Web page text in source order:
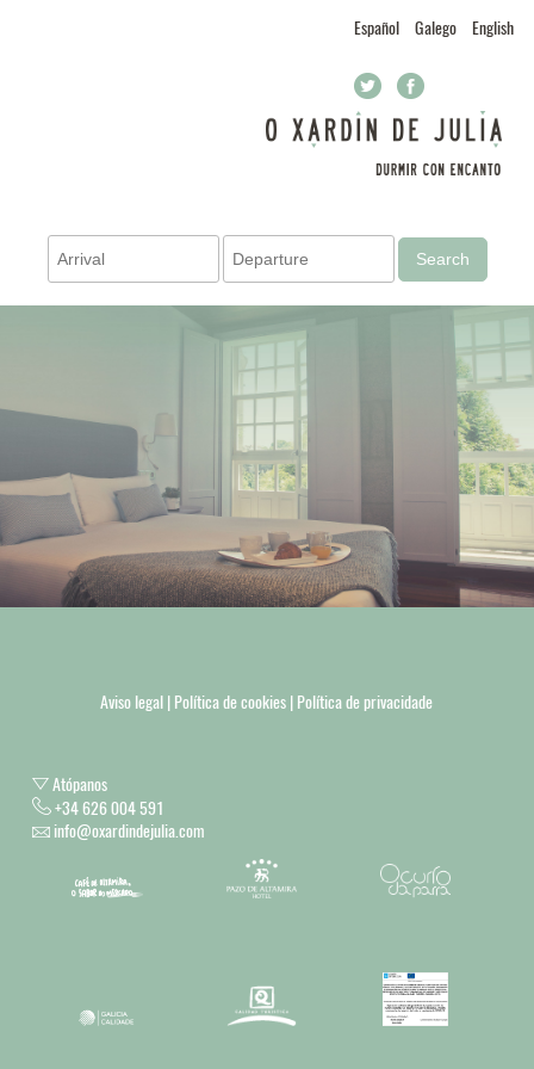
Español Galego English
Search
Aviso legal | Política de cookies | Política de privacidade
Atópanos
+34 626 004 591
info@oxardindejulia.com